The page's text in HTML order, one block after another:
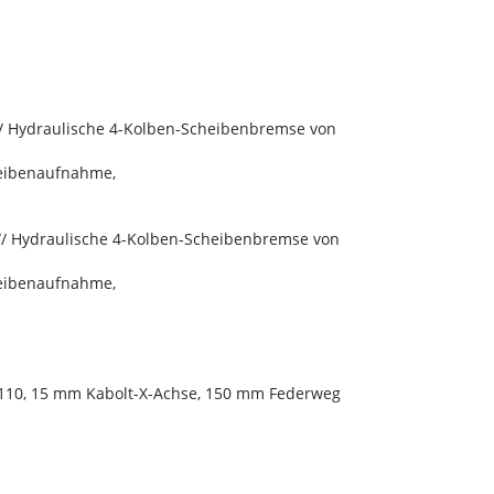
4-Kolben-Scheibenbremse von
4-Kolben-Scheibenbremse von
15 mm Kabolt-X-Achse, 150 mm Federweg